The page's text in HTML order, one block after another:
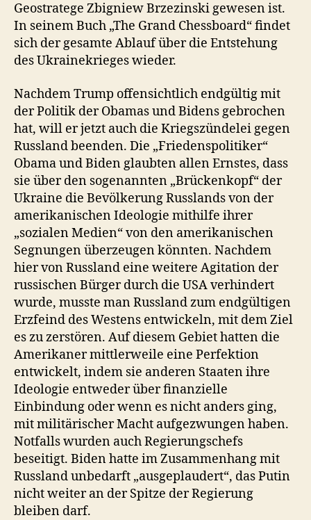
Geostratege Zbigniew Brzezinski gewesen ist.
In seinem Buch „The Grand Chessboard“ findet
sich der gesamte Ablauf über die Entstehung
des Ukrainekrieges wieder.
Nachdem Trump offensichtlich endgültig mit
der Politik der Obamas und Bidens gebrochen
hat, will er jetzt auch die Kriegszündelei gegen
Russland beenden. Die „Friedenspolitiker“
Obama und Biden glaubten allen Ernstes, dass
sie über den sogenannten „Brückenkopf“ der
Ukraine die Bevölkerung Russlands von der
amerikanischen Ideologie mithilfe ihrer
„sozialen Medien“ von den amerikanischen
Segnungen überzeugen könnten. Nachdem
hier von Russland eine weitere Agitation der
russischen Bürger durch die USA verhindert
wurde, musste man Russland zum endgültigen
Erzfeind des Westens entwickeln, mit dem Ziel
es zu zerstören. Auf diesem Gebiet hatten die
Amerikaner mittlerweile eine Perfektion
entwickelt, indem sie anderen Staaten ihre
Ideologie entweder über finanzielle
Einbindung oder wenn es nicht anders ging,
mit militärischer Macht aufgezwungen haben.
Notfalls wurden auch Regierungschefs
beseitigt. Biden hatte im Zusammenhang mit
Russland unbedarft „ausgeplaudert“, das Putin
nicht weiter an der Spitze der Regierung
bleiben darf.